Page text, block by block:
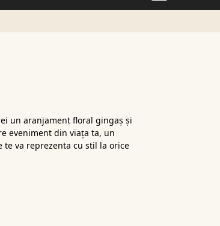
un aranjament floral gingaș și
eveniment din viața ta, un
va reprezenta cu stil la orice